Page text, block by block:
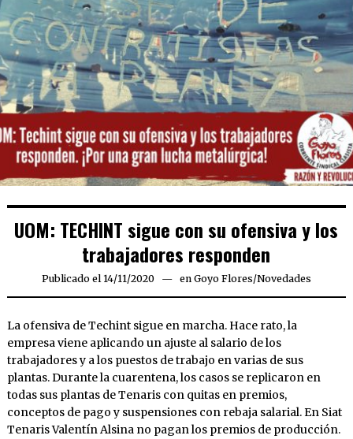
UOM: TECHINT sigue con su ofensiva y los
trabajadores responden
Publicado el 14/11/202016/11/2020
en Goyo Flores/Novedades
La ofensiva de Techint sigue en marcha. Hace rato, la
empresa viene aplicando un ajuste al salario de los
trabajadores y a los puestos de trabajo en varias de sus
plantas. Durante la cuarentena, los casos se replicaron en
todas sus plantas de Tenaris con quitas en premios,
conceptos de pago y suspensiones con rebaja salarial. En Siat
Tenaris Valentín Alsina no pagan los premios de producción.